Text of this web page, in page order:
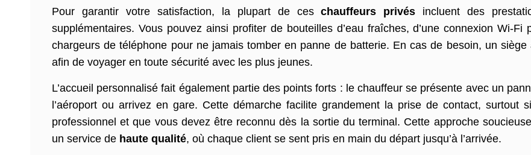
Pour garantir votre satisfaction, la plupart de ceschauffeurs privés incluent des
supplémentaires. Vous pouvez ainsi profiter de bouteilles d’eau fraîches, d’une connexion Wi-
chargeurs de téléphone pour ne jamais tomber en panne de batterie. En cas de besoin, un
afin de voyager en toute sécurité avec les plus jeunes.
L’accueil personnalisé fait également partie des points forts : le chauffeur se présente avec un
l’aéroport ou arrivez en gare. Cette démarche facilite grandement la prise de contact, surtout
professionnel et que vous devez être reconnu dès la sortie du terminal. Cette approche
un service de haute qualité, où chaque client se sent pris en main du départ jusqu’à l’arrivée.